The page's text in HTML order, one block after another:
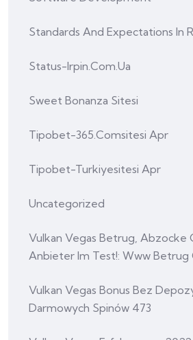
Standards And Expectations In
Status-Irpin.com.ua
Sweet Bonanza Sitesi
Tipobet-365.comsitesi Apr
Tipobet-Turkiyesitesi Apr
Uncategorized
Vulkan Vegas Betrug, Abzocke
Anbieter Im Test!: Www Betrug
Vulkan Vegas Bonus Bez
Darmowych Spinów 473